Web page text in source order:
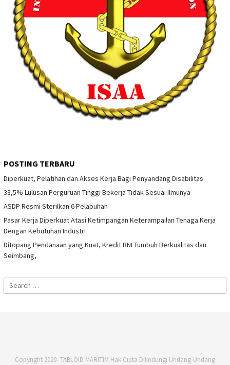
POSTING TERBARU
Diperkuat, Pelatihan dan Akses Kerja Bagi Penyandang Disabilitas
33,5% Lulusan Perguruan Tinggi Bekerja Tidak Sesuai Ilmunya
ASDP Resmi Sterilkan 6 Pelabuhan
Pasar Kerja Diperkuat Atasi Ketimpangan Keterampailan Tenaga Kerja
Dengan Kebutuhan Industri
Ditopang Pendanaan yang Kuat, Kredit BNI Tumbuh Berkualitas dan
Seimbang,
Search
for:
Copyright 2020- TABLOID MARITIM Hak Cipta Dilindungi Undang-Undang